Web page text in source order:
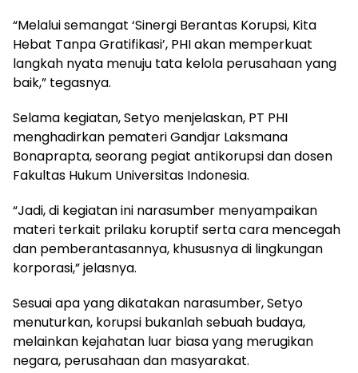
“Melalui semangat ‘Sinergi Berantas Korupsi, Kita
Hebat Tanpa Gratifikasi’, PHI akan memperkuat
langkah nyata menuju tata kelola perusahaan yang
baik,” tegasnya.
Selama kegiatan, Setyo menjelaskan, PT PHI
menghadirkan pemateri Gandjar Laksmana
Bonaprapta, seorang pegiat antikorupsi dan dosen
Fakultas Hukum Universitas Indonesia.
“Jadi, di kegiatan ini narasumber menyampaikan
materi terkait prilaku koruptif serta cara mencegah
dan pemberantasannya, khususnya di lingkungan
korporasi,” jelasnya.
Sesuai apa yang dikatakan narasumber, Setyo
menuturkan, korupsi bukanlah sebuah budaya,
melainkan kejahatan luar biasa yang merugikan
negara, perusahaan dan masyarakat.